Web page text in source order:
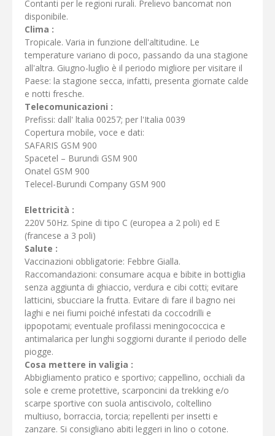
Contanti per le regioni rurali. Prelievo bancomat non
disponibile.
Clima :
Tropicale. Varia in funzione dell'altitudine. Le
temperature variano di poco, passando da una stagione
all'altra. Giugno-luglio è il periodo migliore per visitare il
Paese: la stagione secca, infatti, presenta giornate calde
e notti fresche.
Telecomunicazioni :
Prefissi: dall' ltalia 00257; per l'Italia 0039
Copertura mobile, voce e dati:
SAFARIS GSM 900
Spacetel – Burundi GSM 900
Onatel GSM 900
Telecel-Burundi Company GSM 900
Elettricità :
220V 50Hz. Spine di tipo C (europea a 2 poli) ed E
(francese a 3 poli)
Salute :
Vaccinazioni obbligatorie: Febbre Gialla.
Raccomandazioni: consumare acqua e bibite in bottiglia
senza aggiunta di ghiaccio, verdura e cibi cotti; evitare
latticini, sbucciare la frutta. Evitare di fare il bagno nei
laghi e nei fiumi poiché infestati da coccodrilli e
ippopotami; eventuale profilassi meningococcica e
antimalarica per lunghi soggiorni durante il periodo delle
piogge.
Cosa mettere in valigia :
Abbigliamento pratico e sportivo; cappellino, occhiali da
sole e creme protettive, scarponcini da trekking e/o
scarpe sportive con suola antiscivolo, coltellino
multiuso, borraccia, torcia; repellenti per insetti e
zanzare. Si consigliano abiti leggeri in lino o cotone.